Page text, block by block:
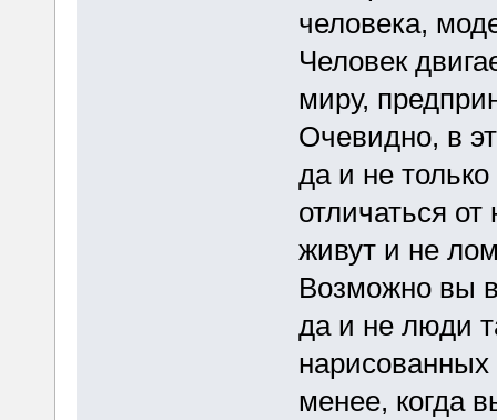
человека,
Человек
миру,
Очевидно, в
да и не
отличаться
живут и не
Возможно вы
да и не люди
менее, когда